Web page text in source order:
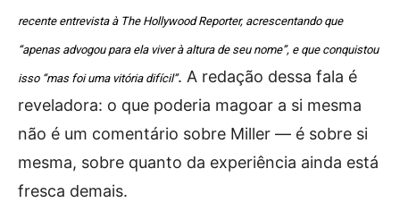
recente entrevista à The Hollywood Reporter, acrescentando que
“apenas advogou para ela viver à altura de seu nome”, e que conquistou
isso “mas foi uma vitória difícil”. A redação dessa fala é
reveladora: o que poderia magoar a si mesma
não é um comentário sobre Miller — é sobre si
mesma, sobre quanto da experiência ainda está
fresca demais.